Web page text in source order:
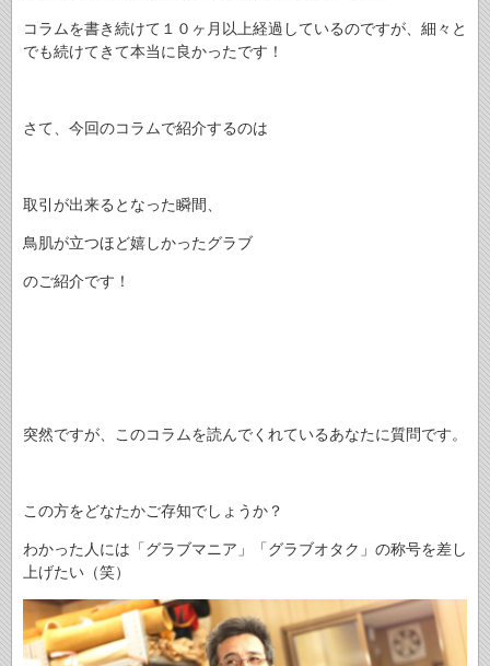
コラムを書き続けて１０ヶ月以上経過しているのですが、細々と
でも続けてきて本当に良かったです！
さて、今回のコラムで紹介するのは
取引が出来るとなった瞬間、
鳥肌が立つほど嬉しかったグラブ
のご紹介です！
突然ですが、このコラムを読んでくれているあなたに質問です。
この方をどなたかご存知でしょうか？
わかった人には「グラブマニア」「グラブオタク」の称号を差し
上げたい（笑）